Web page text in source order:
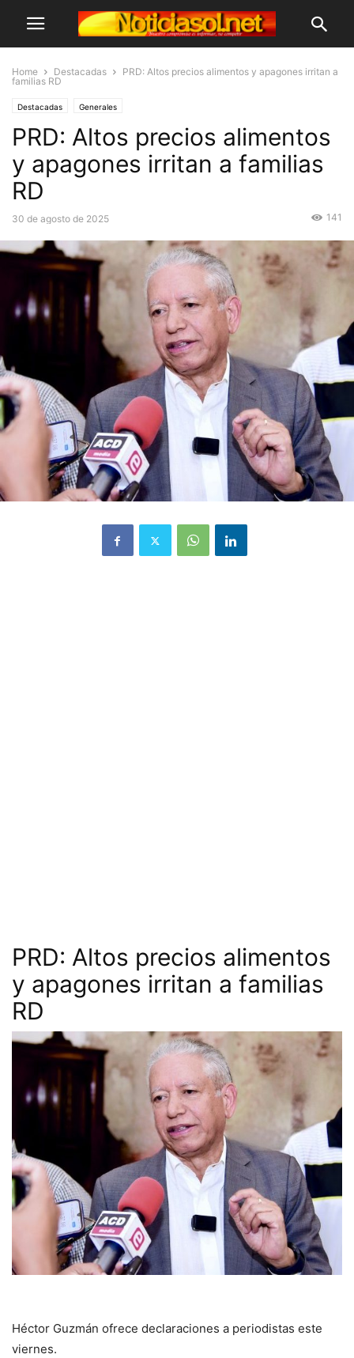
Home Destacadas
PRD: Altos precios alimentos y apagones irritan a
familias RD
Destacadas Generales
PRD: Altos precios alimentos
y apagones irritan a familias
RD
30 de agosto de 2025 141
PRD: Altos precios alimentos
y apagones irritan a familias
RD
Héctor Guzmán ofrece declaraciones a periodistas este
viernes.